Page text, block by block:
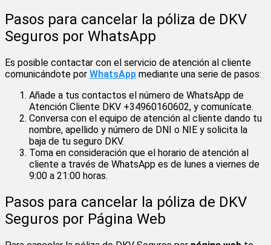
Pasos para cancelar la póliza de DKV
Seguros por WhatsApp
Es posible contactar con el servicio de atención al cliente
comunicándote por WhatsApp mediante una serie de pasos:
Añade a tus contactos el número de WhatsApp de
Atención Cliente DKV +34960160602, y comunícate.
Conversa con el equipo de atención al cliente dando tu
nombre, apellido y número de DNI o NIE y solicita la
baja de tu seguro DKV.
Toma en consideración que el horario de atención al
cliente a través de WhatsApp es de lunes a viernes de
9:00 a 21:00 horas.
Pasos para cancelar la póliza de DKV
Seguros por Página Web